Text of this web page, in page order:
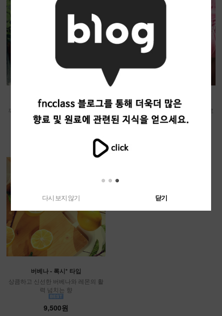
라일락 - 프리미엄 싱글
깨끗한 느낌의 라일락에 달콤한 허니
를 더한 향
핑크 로즈 - 프리미엄 싱글
여리여리한 핑크 로즈의 우아하고 로
맨틱한 향
버베나 - 록시* 타입
상큼하고 신선한 버베나와 레몬의 활
력 넘치는 향
9,500원
다시 보지 않기 닫기